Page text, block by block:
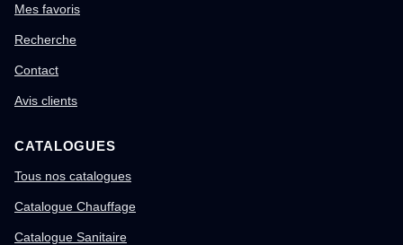
Mes favoris
Recherche
Contact
Avis clients
CATALOGUES
Tous nos catalogues
Catalogue Chauffage
Catalogue Sanitaire